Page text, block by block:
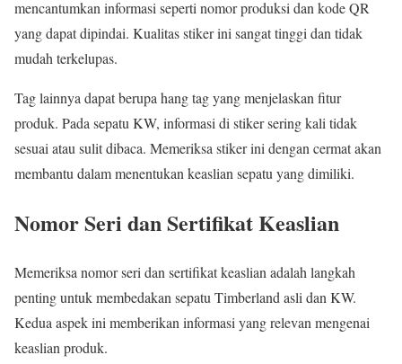
mencantumkan informasi seperti nomor produksi dan kode QR
yang dapat dipindai. Kualitas stiker ini sangat tinggi dan tidak
mudah terkelupas.
Tag lainnya dapat berupa hang tag yang menjelaskan fitur
produk. Pada sepatu KW, informasi di stiker sering kali tidak
sesuai atau sulit dibaca. Memeriksa stiker ini dengan cermat akan
membantu dalam menentukan keaslian sepatu yang dimiliki.
Nomor Seri dan Sertifikat Keaslian
Memeriksa nomor seri dan sertifikat keaslian adalah langkah
penting untuk membedakan sepatu Timberland asli dan KW.
Kedua aspek ini memberikan informasi yang relevan mengenai
keaslian produk.